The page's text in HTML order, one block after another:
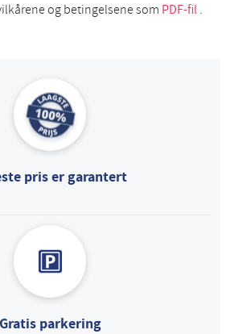
og betingelsene som PDF-fil.
pris er garantert
Gratis parkering